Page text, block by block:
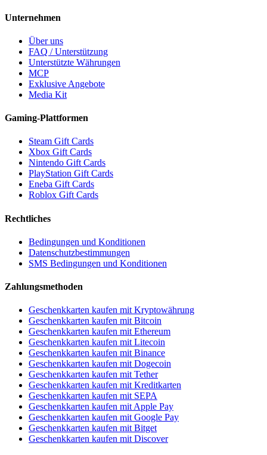
Unternehmen
Über uns
FAQ / Unterstützung
Unterstützte Währungen
MCP
Exklusive Angebote
Media Kit
Gaming-Plattformen
Steam Gift Cards
Xbox Gift Cards
Nintendo Gift Cards
PlayStation Gift Cards
Eneba Gift Cards
Roblox Gift Cards
Rechtliches
Bedingungen und Konditionen
Datenschutzbestimmungen
SMS Bedingungen und Konditionen
Zahlungsmethoden
Geschenkkarten kaufen mit Kryptowährung
Geschenkkarten kaufen mit Bitcoin
Geschenkkarten kaufen mit Ethereum
Geschenkkarten kaufen mit Litecoin
Geschenkkarten kaufen mit Binance
Geschenkkarten kaufen mit Dogecoin
Geschenkkarten kaufen mit Tether
Geschenkkarten kaufen mit Kreditkarten
Geschenkkarten kaufen mit SEPA
Geschenkkarten kaufen mit Apple Pay
Geschenkkarten kaufen mit Google Pay
Geschenkkarten kaufen mit Bitget
Geschenkkarten kaufen mit Discover